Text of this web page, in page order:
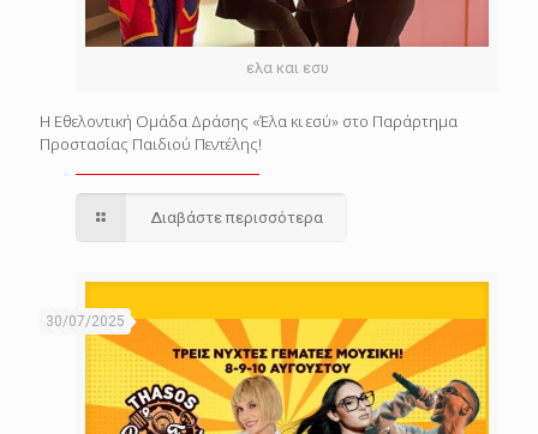
ελα και εσυ
Η Εθελοντική Ομάδα Δράσης «Έλα κι εσύ» στο Παράρτημα
Προστασίας Παιδιού Πεντέλης!
Διαβάστε περισσότερα
30/07/2025